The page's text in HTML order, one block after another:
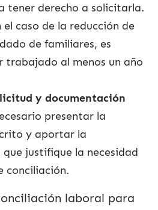
tener derecho a solicitarla.
el caso de la reducción de
de familiares, es
trabajado al menos un año
y documentación
presentar la
y aportar la
justifique la necesidad
conciliación.
laboral para